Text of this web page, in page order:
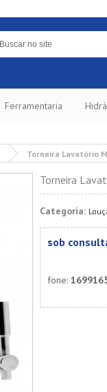
Ferramentaria
Torneira Lavatório
Torneira
Categoria:
sob
fone: